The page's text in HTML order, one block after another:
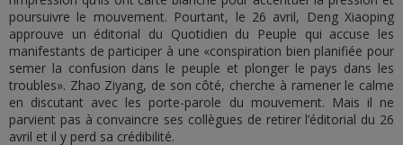
poursuivre le mouvement. Pourtant, le 26 avril, Deng Xiaoping
approuve un éditorial du Quotidien du Peuple qui accuse les
manifestants de participer à une «conspiration bien planifiée pour
semer la confusion dans le peuple et plonger le pays dans les
troubles». Zhao Ziyang, de son côté, cherche à ramener le calme
en discutant avec les porte-parole du mouvement. Mais il ne
parvient pas à convaincre ses collègues de retirer l’éditorial du 26
avril et il y perd sa crédibilité.